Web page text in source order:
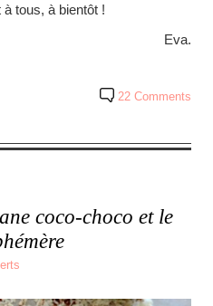
tous, à bientôt !
Eva.
22 Comments
coco-choco et le